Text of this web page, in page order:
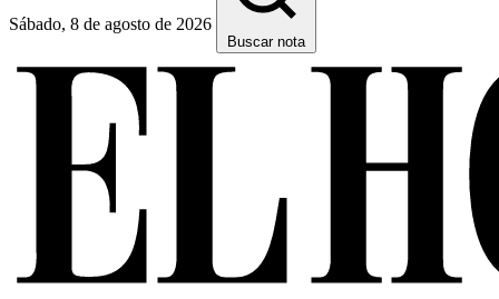
Sábado, 8 de agosto de 2026
Buscar nota